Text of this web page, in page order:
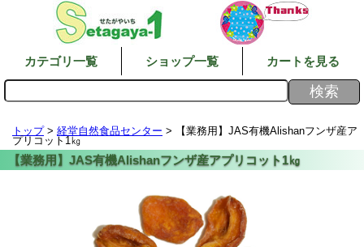
カテゴリ一覧 ショップ一覧 カートを見る
トップ> 経堂自然食品センター > 【業務用】JAS有機Alishanフンザ産ア
プリコット1㎏